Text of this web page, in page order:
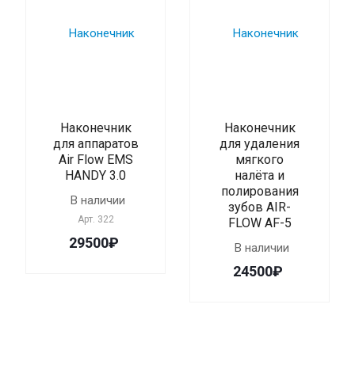
Наконечник
для аппаратов
Air Flow EMS
HANDY 3.0
В наличии
Арт. 322
29500₽
Наконечник
для удаления
мягкого
налёта и
полирования
зубов AIR-
FLOW AF-5
В наличии
24500₽